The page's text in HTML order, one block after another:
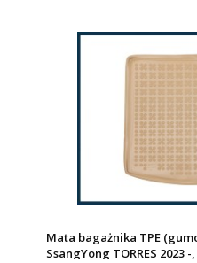
Mata bagażnika TPE
SsangYong TORRES 2023 -,